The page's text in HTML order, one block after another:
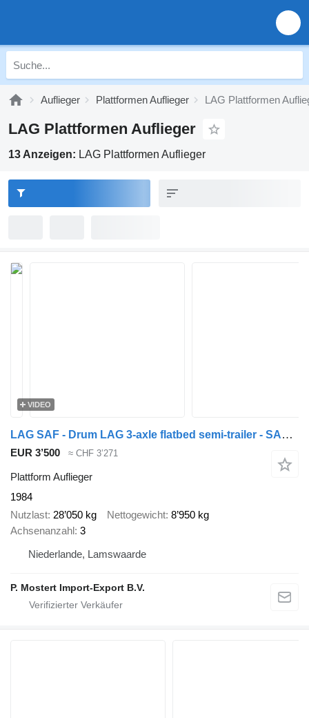
Auflieger Plattformen Auflieger LAG Plattformen
LAG Plattformen Auflieger
13 Anzeigen: LAG Plattformen Auflieger
VIDEO
LAG SAF - Drum LAG 3-axle flatbed semi-trailer - SAF axles - Drum br
EUR 3’500 ≈ CHF 3’271
Plattform Auflieger
1984
Nutzlast 28’050 kg Nettogewicht 8’950 kg
Achsenanzahl 3
Niederlande, Lamswaarde
P. Mostert Import-Export B.V.